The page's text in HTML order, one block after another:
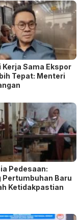
Kerja Sama Ekspor
Tepat: Menteri
Pedesaan:
Pertumbuhan Baru
Ketidakpastian